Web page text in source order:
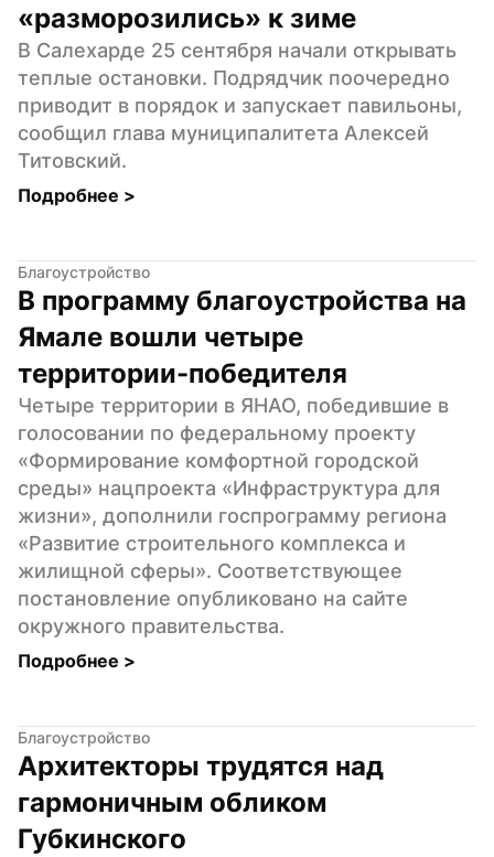
«разморозились» к зиме
В Салехарде 25 сентября начали открывать
теплые остановки. Подрядчик поочередно
приводит в порядок и запускает павильоны,
сообщил глава муниципалитета Алексей
Титовский.
Подробнее >
Благоустройство
В программу благоустройства на
Ямале вошли четыре
территории-победителя
Четыре территории в ЯНАО, победившие в
голосовании по федеральному проекту
«Формирование комфортной городской
среды» нацпроекта «Инфраструктура для
жизни», дополнили госпрограмму региона
«Развитие строительного комплекса и
жилищной сферы». Соответствующее
постановление опубликовано на сайте
окружного правительства.
Подробнее >
Благоустройство
Архитекторы трудятся над
гармоничным обликом
Губкинского